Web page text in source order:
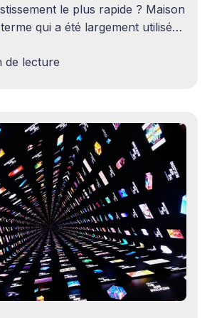
le plus rapide ? Maison
qui a été largement utilisé
être rebutées par cette idée –
une maison remplie d'ordinateurs
de lecture